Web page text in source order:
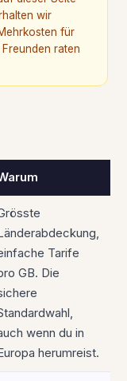
wir
für
raten
Tarife
GB. Die
wenn du in
herumreist.